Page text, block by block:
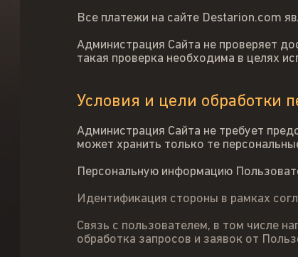
Все платежи на сайте Destarion.com
Администрация Сайта не проверяет
такая проверка необходима в целях
Условия и цели обработки
Администрация Сайта не требует
может хранить только те
Персональную информацию
Идентификация стороны в рамках
Связь с пользователем, в том числе
обработка запросов и заявок от